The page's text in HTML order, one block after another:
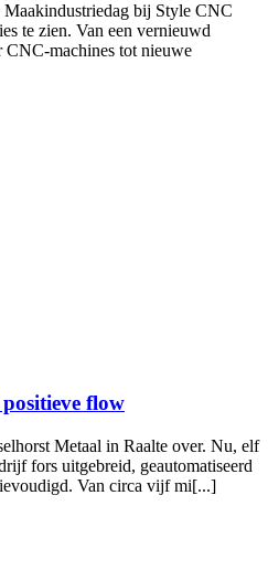
bij Style CNC
te zien. Van een vernieuwd
CNC-machines tot nieuwe
flow
Metaal in Raalte over. Nu, elf
fors uitgebreid, geautomatiseerd
Van circa vijf mi[...]